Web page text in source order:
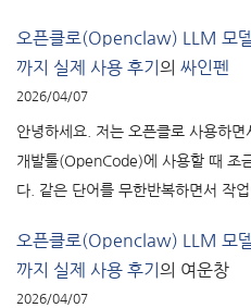
오픈클로(Openclaw) LLM 모
까지 실제 사용 후기 의 싸인펜
2026/04/07
안녕하세요. 저는 오픈클로 사용하
개발툴(OpenCode)에 사용할 때 조
다. 같은 단어를 무한반복하면서 작
오픈클로(Openclaw) LLM 모
까지 실제 사용 후기 의 여운창
2026/04/07